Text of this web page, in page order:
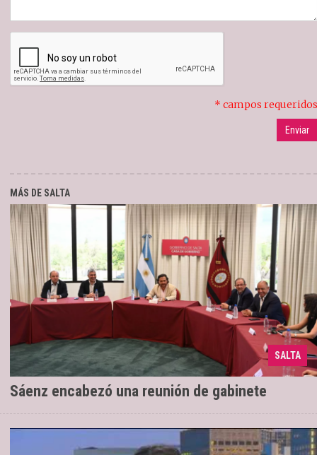
* campos requeridos
MÁS DE SALTA
SALTA
Sáenz encabezó una reunión de gabinete
10/12/2025 Se realizó un balance de gestión